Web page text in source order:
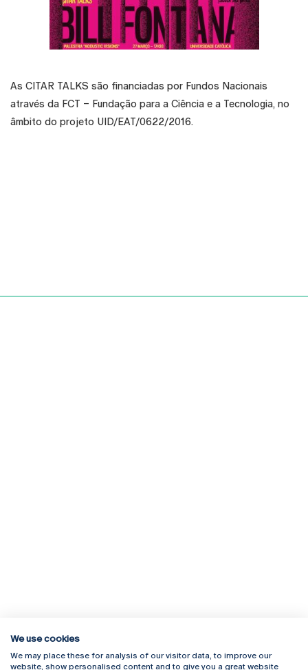
As CITAR TALKS são financiadas por Fundos Nacionais
através da FCT – Fundação para a Ciência e a Tecnologia, no
âmbito do projeto UID/EAT/0622/2016.
Rua Diogo Botelho 1327
Campus Online
We use cookies
We may place these for analysis of our visitor data, to improve our
website, show personalised content and to give you a great website